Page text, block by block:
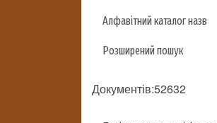
Алфавітний каталог назв
Розширений пошук
Документів:52632